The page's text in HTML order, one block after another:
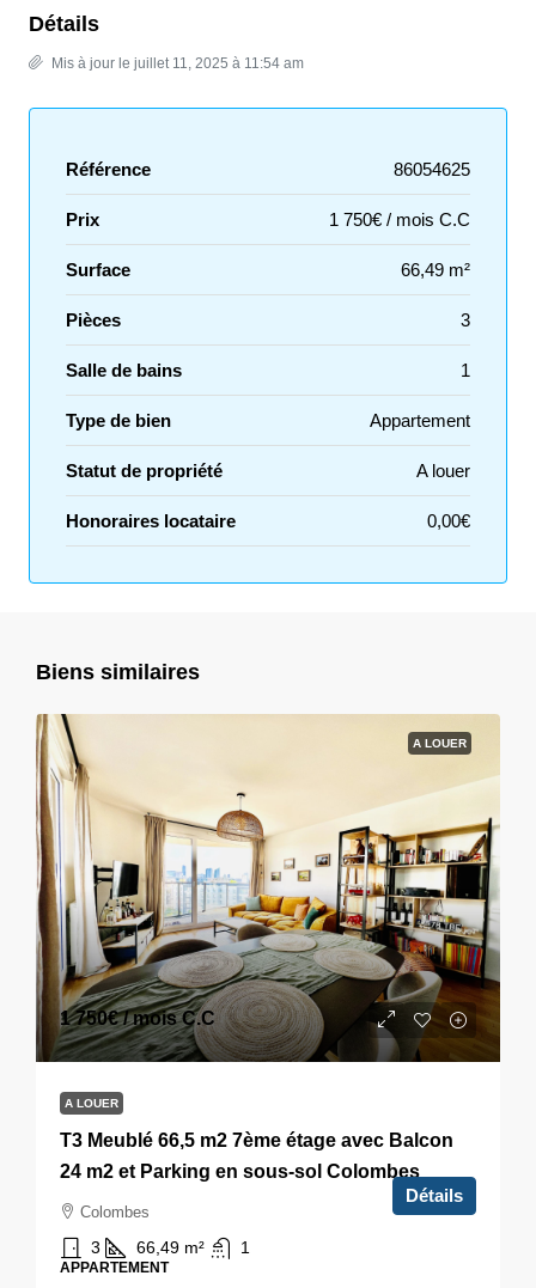
Détails
Mis à jour le juillet 11, 2025 à 11:54 am
Référence 86054625
Prix 1 750€ / mois C.C
Surface 66,49 m²
Pièces 3
Salle de bains 1
Type de bien Appartement
Statut de propriété A louer
Honoraires locataire 0,00€
Biens similaires
A LOUER
1 750€/ mois C.C
A LOUER
T3 Meublé 66,5 m2 7ème étage avec Balcon
24 m2 et Parking en sous-sol Colombes
Colombes
3 66,49 m² 1
APPARTEMENT
Détails